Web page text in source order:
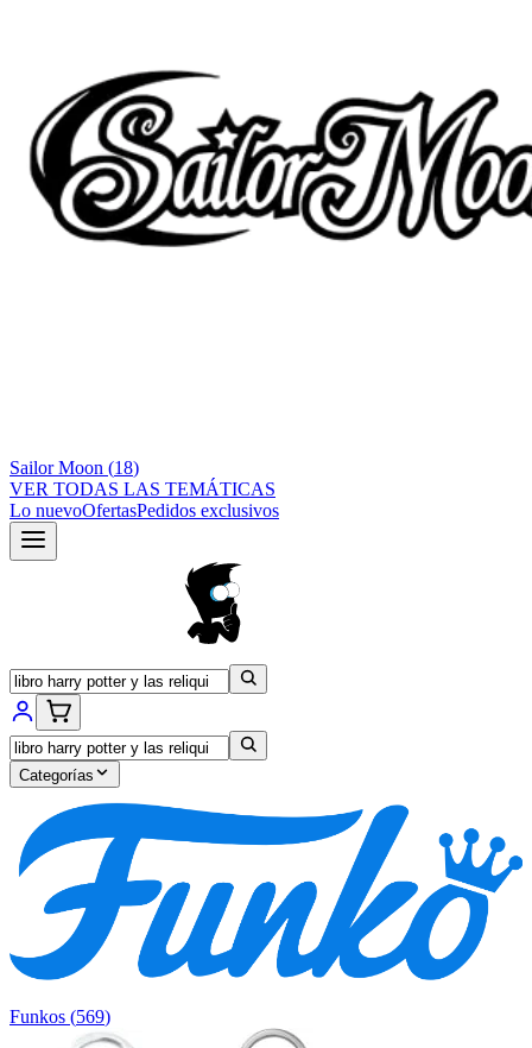
Sailor Moon (18)
VER TODAS LAS TEMÁTICAS
Lo nuevoOfertasPedidos exclusivos
Categorías
Funkos (569)